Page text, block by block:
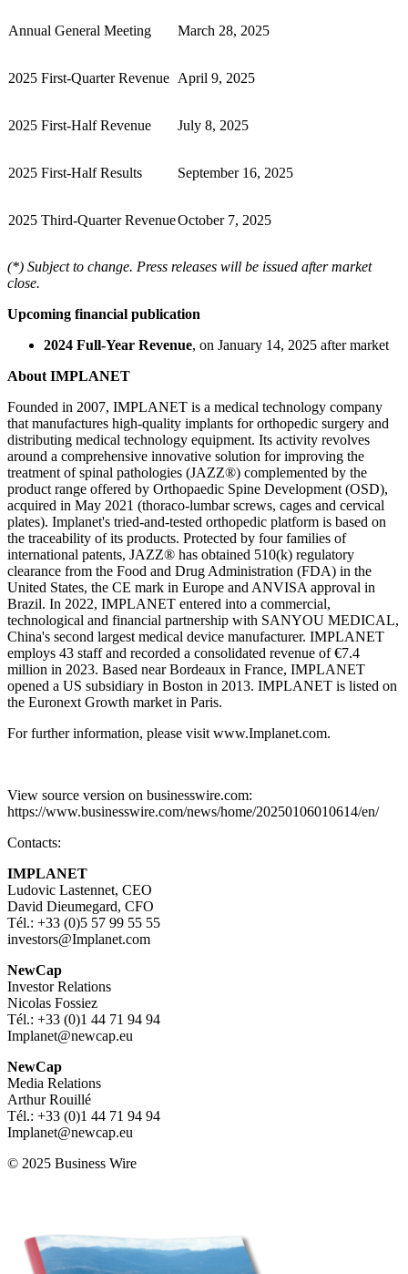
Annual General Meeting March 28, 2025
2025 First-Quarter Revenue April 9, 2025
2025 First-Half Revenue July 8, 2025
2025 First-Half Results September 16, 2025
2025 Third-Quarter RevenueOctober 7, 2025
(*) Subject to change. Press releases will be issued after market
close.
Upcoming financial publication
2024 Full-Year Revenue, on January 14, 2025 after market
About IMPLANET
Founded in 2007, IMPLANET is a medical technology company
that manufactures high-quality implants for orthopedic surgery and
distributing medical technology equipment. Its activity revolves
around a comprehensive innovative solution for improving the
treatment of spinal pathologies (JAZZ®) complemented by the
product range offered by Orthopaedic Spine Development (OSD),
acquired in May 2021 (thoraco-lumbar screws, cages and cervical
plates). Implanet's tried-and-tested orthopedic platform is based on
the traceability of its products. Protected by four families of
international patents, JAZZ® has obtained 510(k) regulatory
clearance from the Food and Drug Administration (FDA) in the
United States, the CE mark in Europe and ANVISA approval in
Brazil. In 2022, IMPLANET entered into a commercial,
technological and financial partnership with SANYOU MEDICAL,
China's second largest medical device manufacturer. IMPLANET
employs 43 staff and recorded a consolidated revenue of €7.4
million in 2023. Based near Bordeaux in France, IMPLANET
opened a US subsidiary in Boston in 2013. IMPLANET is listed on
the Euronext Growth market in Paris.
For further information, please visit www.Implanet.com.
View source version on businesswire.com:
https://www.businesswire.com/news/home/20250106010614/en/
Contacts:
IMPLANET
Ludovic Lastennet, CEO
David Dieumegard, CFO
Tél.: +33 (0)5 57 99 55 55
investors@Implanet.com
NewCap
Investor Relations
Nicolas Fossiez
Tél.: +33 (0)1 44 71 94 94
Implanet@newcap.eu
NewCap
Media Relations
Arthur Rouillé
Tél.: +33 (0)1 44 71 94 94
Implanet@newcap.eu
© 2025 Business Wire